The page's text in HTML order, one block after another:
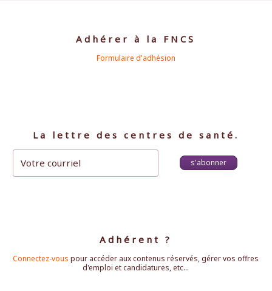
Adhérer à la FNCS
Formulaire d'adhésion
La lettre des centres de santé.
s'abonner
Adhérent ?
Connectez-vous pour accéder aux contenus réservés, gérer vos offres
d'emploi et candidatures, etc...